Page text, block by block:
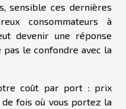
sensible ces dernières
consommateurs à
devenir une réponse
le confondre avec la
coût par port : prix
fois où vous portez la